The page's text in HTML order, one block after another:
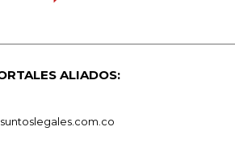
ALIADOS: